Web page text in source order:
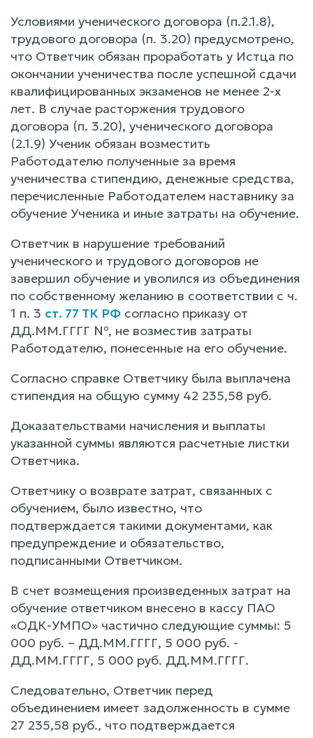
Условиями ученического договора (п.2.1.8),
трудового договора (п. 3.20) предусмотрено,
что Ответчик обязан проработать у Истца по
окончании ученичества после успешной сдачи
квалифицированных экзаменов не менее 2-х
лет. В случае расторжения трудового
договора (п. 3.20), ученического договора
(2.1.9) Ученик обязан возместить
Работодателю полученные за время
ученичества стипендию, денежные средства,
перечисленные Работодателем наставнику за
обучение Ученика и иные затраты на обучение.
Ответчик в нарушение требований
ученического и трудового договоров не
завершил обучение и уволился из объединения
по собственному желанию в соответствии с ч.
1 п. 3 ст. 77 ТК РФ согласно приказу от
ДД.ММ.ГГГГ №, не возместив затраты
Работодателю, понесенные на его обучение.
Согласно справке Ответчику была выплачена
стипендия на общую сумму 42 235,58 руб.
Доказательствами начисления и выплаты
указанной суммы являются расчетные листки
Ответчика.
Ответчику о возврате затрат, связанных с
обучением, было известно, что
подтверждается такими документами, как
предупреждение и обязательство,
подписанными Ответчиком.
В счет возмещения произведенных затрат на
обучение ответчиком внесено в кассу ПАО
«ОДК-УМПО» частично следующие суммы: 5
000 руб. – ДД.ММ.ГГГГ, 5 000 руб. -
ДД.ММ.ГГГГ, 5 000 руб. ДД.ММ.ГГГГ.
Следовательно, Ответчик перед
объединением имеет задолженность в сумме
27 235,58 руб., что подтверждается